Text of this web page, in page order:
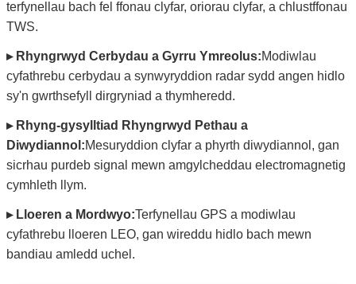
terfynellau bach fel ffonau clyfar, oriorau clyfar, a chlustffonau
TWS.
▸ Rhyngrwyd Cerbydau a Gyrru Ymreolus:Modiwlau
cyfathrebu cerbydau a synwyryddion radar sydd angen hidlo
sy'n gwrthsefyll dirgryniad a thymheredd.
▸ Rhyng-gysylltiad Rhyngrwyd Pethau a
Diwydiannol:Mesuryddion clyfar a phyrth diwydiannol, gan
sicrhau purdeb signal mewn amgylcheddau electromagnetig
cymhleth llym.
▸ Lloeren a Mordwyo:Terfynellau GPS a modiwlau
cyfathrebu lloeren LEO, gan wireddu hidlo bach mewn
bandiau amledd uchel.